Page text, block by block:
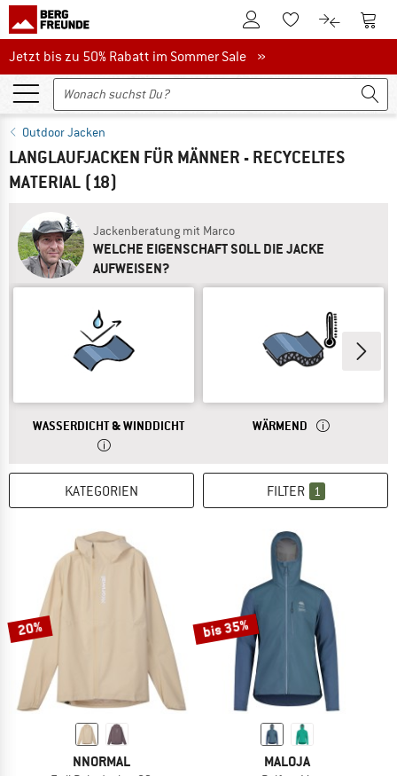
Zum KundenkontoZum Merkzettel.
Zum Zum
Jetzt bis zu 50% Rabatt im Sommer Sale
Jetzt bis zu 50% Rabatt im Sommer Sale »
Outdoor Jacken
LANGLAUFJACKEN FÜR MÄNNER - RECYCELTES
MATERIAL (18)
Jackenberatung mit Marco
WELCHE EIGENSCHAFT SOLL DIE JACKE
AUFWEISEN?
ANTWORT
WASSERDICHT & WINDDICHTEINE WASSERDICHTE JACKE BIETET
ANTWORT
WÄRMEND EINE
KATEGORIEN FILTER 1
20%
NNORMAL
bis 35%
MALOJA